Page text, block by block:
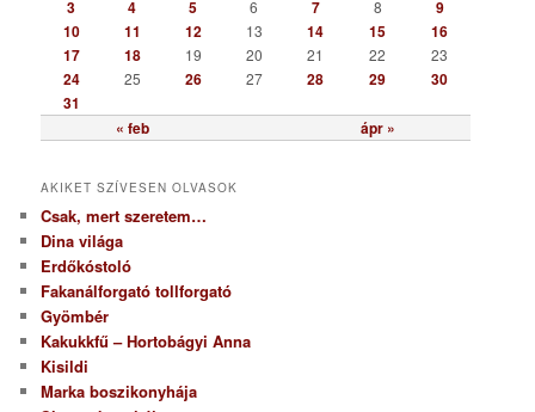
« feb ápr »
3
4 5 6 7 8
9
10
11 12 13 14 15
16
17
18 19 20 21 22 23
24 25 26 27 28 29
30
31
AKIKET SZÍVESEN OLVASOK
Csak, mert szeretem…
Dina világa
Erdőkóstoló
Fakanálforgató tollforgató
Gyömbér
Kakukkfű – Hortobágyi Anna
Kisildi
Marka boszikonyhája